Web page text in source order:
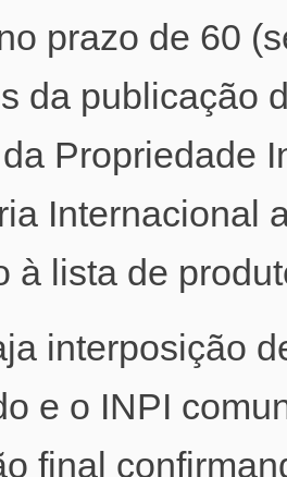
prazo de 60
da publicação
Propriedade
Internacional
à lista de
interposição
e o INPI
final